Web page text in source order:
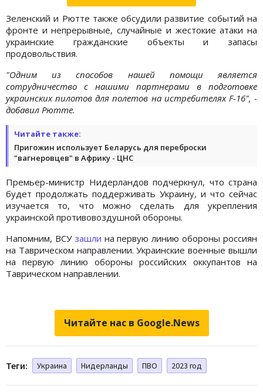
Зеленский и Рютте также обсудили развитие событий на
фронте и непрерывные, случайные и жестокие атаки на
украинские гражданские объекты и запасы
продовольствия.
"Одним из способов нашей помощи является
сотрудничество с нашими партнерами в подготовке
украинских пилотов для полетов на истребителях F-16", -
добавил Рютте.
Читайте также:
Пригожин использует Беларусь для переброски
"вагнеровцев" в Африку - ЦНС
Премьер-министр Нидерландов подчеркнул, что страна
будет продолжать поддерживать Украину, и что сейчас
изучается то, что можно сделать для укрепления
украинской противовоздушной обороны.
Напомним, ВСУ зашли на первую линию обороны россиян
на Таврическом направлении. Украинские военные вышли
на первую линию обороны российских оккупантов на
Таврическом направлении.
Читайте нас в Google.News
Теги: Украина Нидерланды ПВО 2023 год